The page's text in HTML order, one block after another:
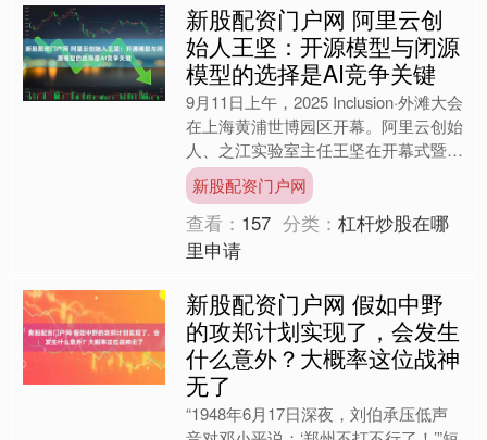
新股配资门户网 阿里云创
始人王坚：开源模型与闭源
模型的选择是AI竞争关键
9月11日上午，2025 Inclusion·外滩大会
在上海黄浦世博园区开幕。阿里云创始
人、之江实验室主任王坚在开幕式暨主
论坛上带来对人工智能时代的最新思
考。他....
新股配资门户网
查看： 157 分类：杠杆炒股在哪
里申请
新股配资门户网 假如中野
的攻郑计划实现了，会发生
什么意外？大概率这位战神
无了
“1948年6月17日深夜，刘伯承压低声